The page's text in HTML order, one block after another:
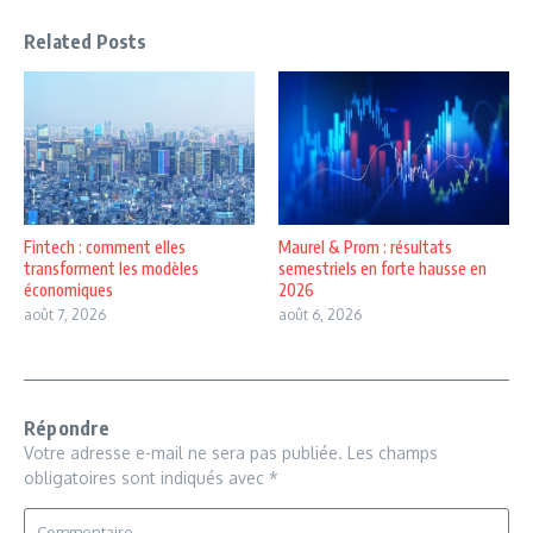
Related Posts
Fintech : comment elles
transforment les modèles
économiques
août 7, 2026
Maurel & Prom : résultats
semestriels en forte hausse en
2026
août 6, 2026
Répondre
Votre adresse e-mail ne sera pas publiée. Les champs
obligatoires sont indiqués avec *